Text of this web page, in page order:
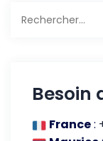
Besoin
France: